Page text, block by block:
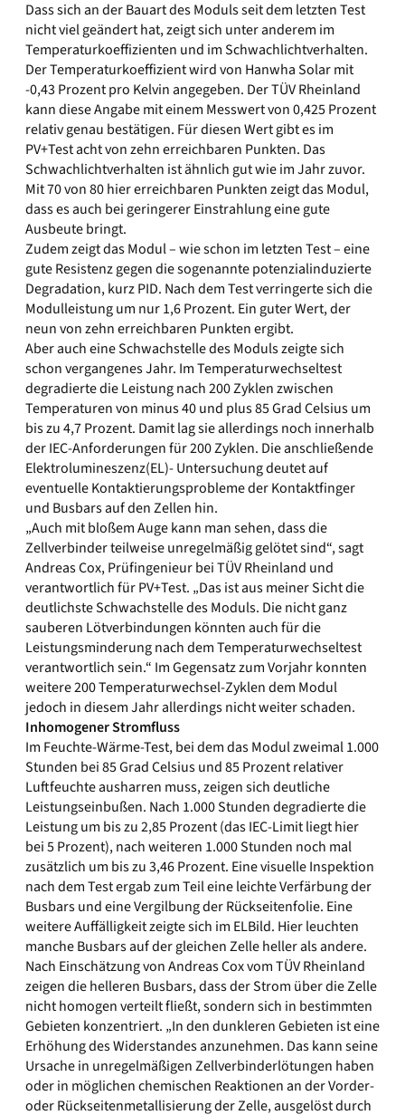
Dass sich an der Bauart des Moduls seit dem letzten Test
nicht viel geändert hat, zeigt sich unter anderem im
Temperaturkoeffizienten und im Schwachlichtverhalten.
Der Temperaturkoeffizient wird von Hanwha Solar mit
-0,43 Prozent pro Kelvin angegeben. Der TÜV Rheinland
kann diese Angabe mit einem Messwert von 0,425 Prozent
relativ genau bestätigen. Für diesen Wert gibt es im
PV+Test acht von zehn erreichbaren Punkten. Das
Schwachlichtverhalten ist ähnlich gut wie im Jahr zuvor.
Mit 70 von 80 hier erreichbaren Punkten zeigt das Modul,
dass es auch bei geringerer Einstrahlung eine gute
Ausbeute bringt.
Zudem zeigt das Modul – wie schon im letzten Test – eine
gute Resistenz gegen die sogenannte potenzialinduzierte
Degradation, kurz PID. Nach dem Test verringerte sich die
Modulleistung um nur 1,6 Prozent. Ein guter Wert, der
neun von zehn erreichbaren Punkten ergibt.
Aber auch eine Schwachstelle des Moduls zeigte sich
schon vergangenes Jahr. Im Temperaturwechseltest
degradierte die Leistung nach 200 Zyklen zwischen
Temperaturen von minus 40 und plus 85 Grad Celsius um
bis zu 4,7 Prozent. Damit lag sie allerdings noch innerhalb
der IEC-Anforderungen für 200 Zyklen. Die anschließende
Elektrolumineszenz(EL)- Untersuchung deutet auf
eventuelle Kontaktierungsprobleme der Kontaktfinger
und Busbars auf den Zellen hin.
„Auch mit bloßem Auge kann man sehen, dass die
Zellverbinder teilweise unregelmäßig gelötet sind“, sagt
Andreas Cox, Prüfingenieur bei TÜV Rheinland und
verantwortlich für PV+Test. „Das ist aus meiner Sicht die
deutlichste Schwachstelle des Moduls. Die nicht ganz
sauberen Lötverbindungen könnten auch für die
Leistungsminderung nach dem Temperaturwechseltest
verantwortlich sein.“ Im Gegensatz zum Vorjahr konnten
weitere 200 Temperaturwechsel-Zyklen dem Modul
jedoch in diesem Jahr allerdings nicht weiter schaden.
Inhomogener Stromfluss
Im Feuchte-Wärme-Test, bei dem das Modul zweimal 1.000
Stunden bei 85 Grad Celsius und 85 Prozent relativer
Luftfeuchte ausharren muss, zeigen sich deutliche
Leistungseinbußen. Nach 1.000 Stunden degradierte die
Leistung um bis zu 2,85 Prozent (das IEC-Limit liegt hier
bei 5 Prozent), nach weiteren 1.000 Stunden noch mal
zusätzlich um bis zu 3,46 Prozent. Eine visuelle Inspektion
nach dem Test ergab zum Teil eine leichte Verfärbung der
Busbars und eine Vergilbung der Rückseitenfolie. Eine
weitere Auffälligkeit zeigte sich im ELBild. Hier leuchten
manche Busbars auf der gleichen Zelle heller als andere.
Nach Einschätzung von Andreas Cox vom TÜV Rheinland
zeigen die helleren Busbars, dass der Strom über die Zelle
nicht homogen verteilt fließt, sondern sich in bestimmten
Gebieten konzentriert. „In den dunkleren Gebieten ist eine
Erhöhung des Widerstandes anzunehmen. Das kann seine
Ursache in unregelmäßigen Zellverbinderlötungen haben
oder in möglichen chemischen Reaktionen an der Vorder-
oder Rückseitenmetallisierung der Zelle, ausgelöst durch